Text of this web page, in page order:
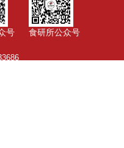
号 食研所公众号